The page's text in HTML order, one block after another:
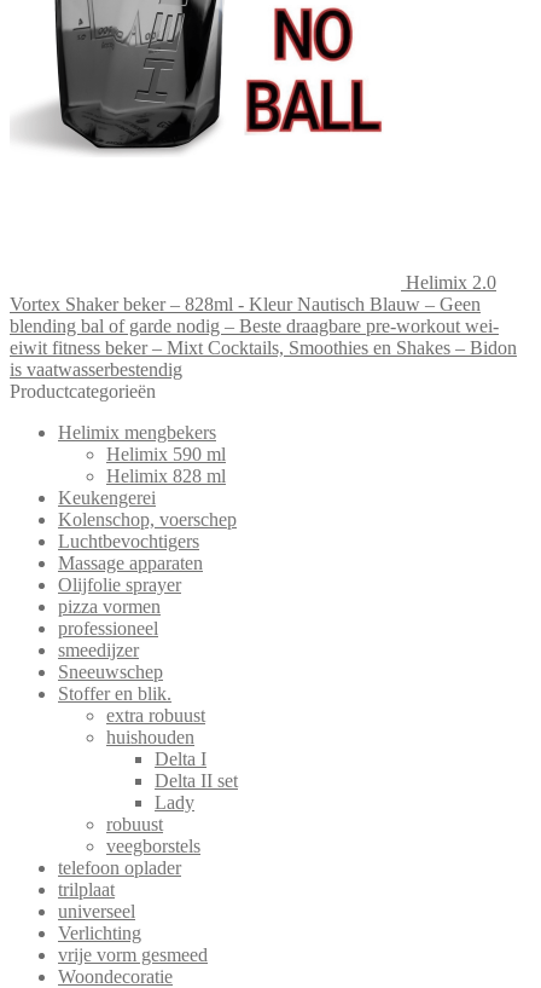
Helimix 2.0
Vortex Shaker beker – 828ml - Kleur Nautisch Blauw – Geen
blending bal of garde nodig – Beste draagbare pre-workout wei-
eiwit fitness beker – Mixt Cocktails, Smoothies en Shakes – Bidon
is vaatwasserbestendig
Productcategorieën
Helimix mengbekers
Helimix 590 ml
Helimix 828 ml
Keukengerei
Kolenschop, voerschep
Luchtbevochtigers
Massage apparaten
Olijfolie sprayer
pizza vormen
professioneel
smeedijzer
Sneeuwschep
Stoffer en blik.
extra robuust
huishouden
Delta I
Delta II set
Lady
robuust
veegborstels
telefoon oplader
trilplaat
universeel
Verlichting
vrije vorm gesmeed
Woondecoratie